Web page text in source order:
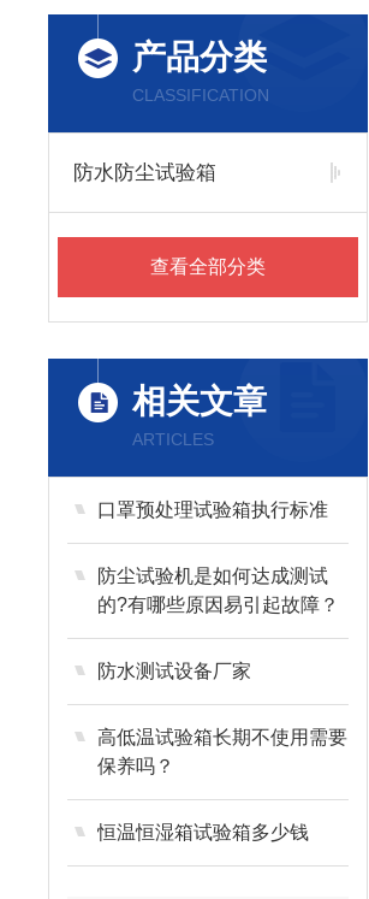
产品分类
CLASSIFICATION
防水防尘试验箱
查看全部分类
相关文章
ARTICLES
口罩预处理试验箱执行标准
防尘试验机是如何达成测试
的?有哪些原因易引起故障？
防水测试设备厂家
高低温试验箱长期不使用需要
保养吗？
恒温恒湿箱试验箱多少钱